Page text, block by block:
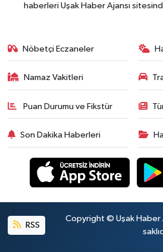
haberleri Uşak Haber Ajansı
Nöbetçi Eczaneler
Namaz Vakitleri
Puan Durumu ve Fikstür
Son Dakika Haberleri
RSS
Copyright © Uşak Haber